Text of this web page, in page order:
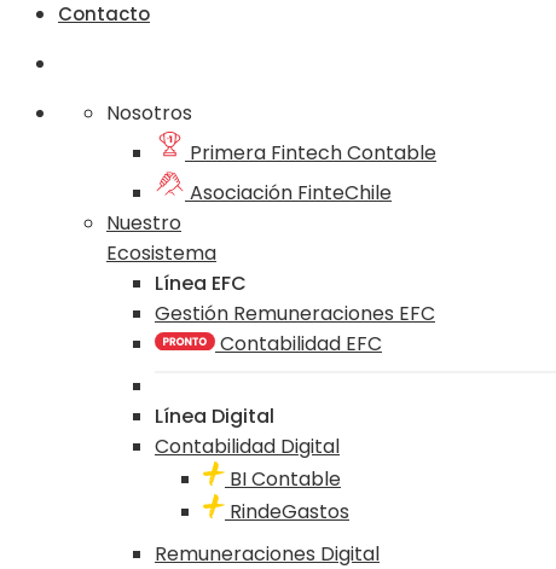
Contacto
Nosotros
Primera Fintech Contable
Asociación FinteChile
Nuestro
Ecosistema
Línea EFC
Gestión Remuneraciones EFC
Contabilidad EFC
Línea Digital
Contabilidad Digital
BI Contable
RindeGastos
Remuneraciones Digital